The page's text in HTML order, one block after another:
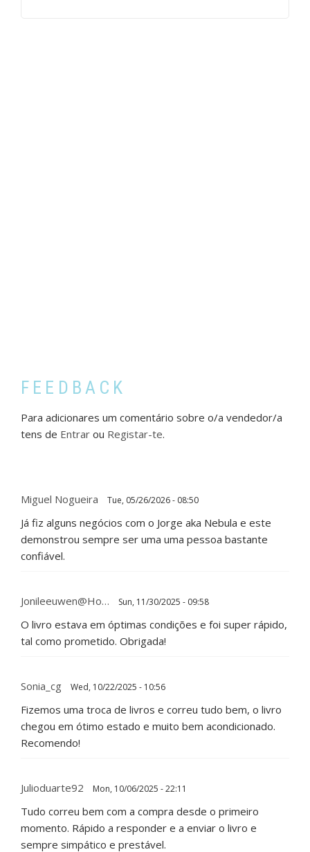
FEEDBACK
Para adicionares um comentário sobre o/a vendedor/a
tens de Entrar ou Registar-te.
Miguel Nogueira Tue, 05/26/2026 - 08:50
Já fiz alguns negócios com o Jorge aka Nebula e este
demonstrou sempre ser uma uma pessoa bastante
confiável.
Jonileeuwen@ho… Sun, 11/30/2025 - 09:58
O livro estava em óptimas condições e foi super rápido,
tal como prometido. Obrigada!
Sonia_cg Wed, 10/22/2025 - 10:56
Fizemos uma troca de livros e correu tudo bem, o livro
chegou em ótimo estado e muito bem acondicionado.
Recomendo!
Julioduarte92 Mon, 10/06/2025 - 22:11
Tudo correu bem com a compra desde o primeiro
momento. Rápido a responder e a enviar o livro e
sempre simpático e prestável.